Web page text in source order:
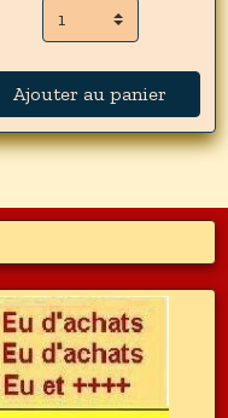
Ajouter au panier